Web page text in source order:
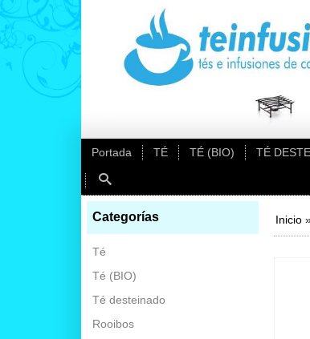
Portada TÉ TÉ (BIO) TÉ
Categorías
Té
Té (BIO)
Té desteinado
Rooibos
Inicio